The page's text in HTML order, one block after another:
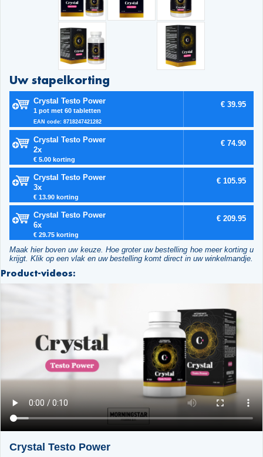
Uw stapelkorting
Crystal Testo Power
1 pot met 60 tabletten
EAN code: 8718247421282
€ 39.95
Crystal Testo Power
2x
€ 5.00 korting
€ 74.90
Crystal Testo Power
3x
€ 13.90 korting
€ 105.95
Crystal Testo Power
6x
€ 29.75 korting
€ 209.95
Maak hier boven uw keuze. Hoe groter uw bestelling hoe meer korting u
krijgt. Klik op een vlak en uw bestelling komt direct in uw winkelmandje.
Product-videos:
Crystal Testo Power